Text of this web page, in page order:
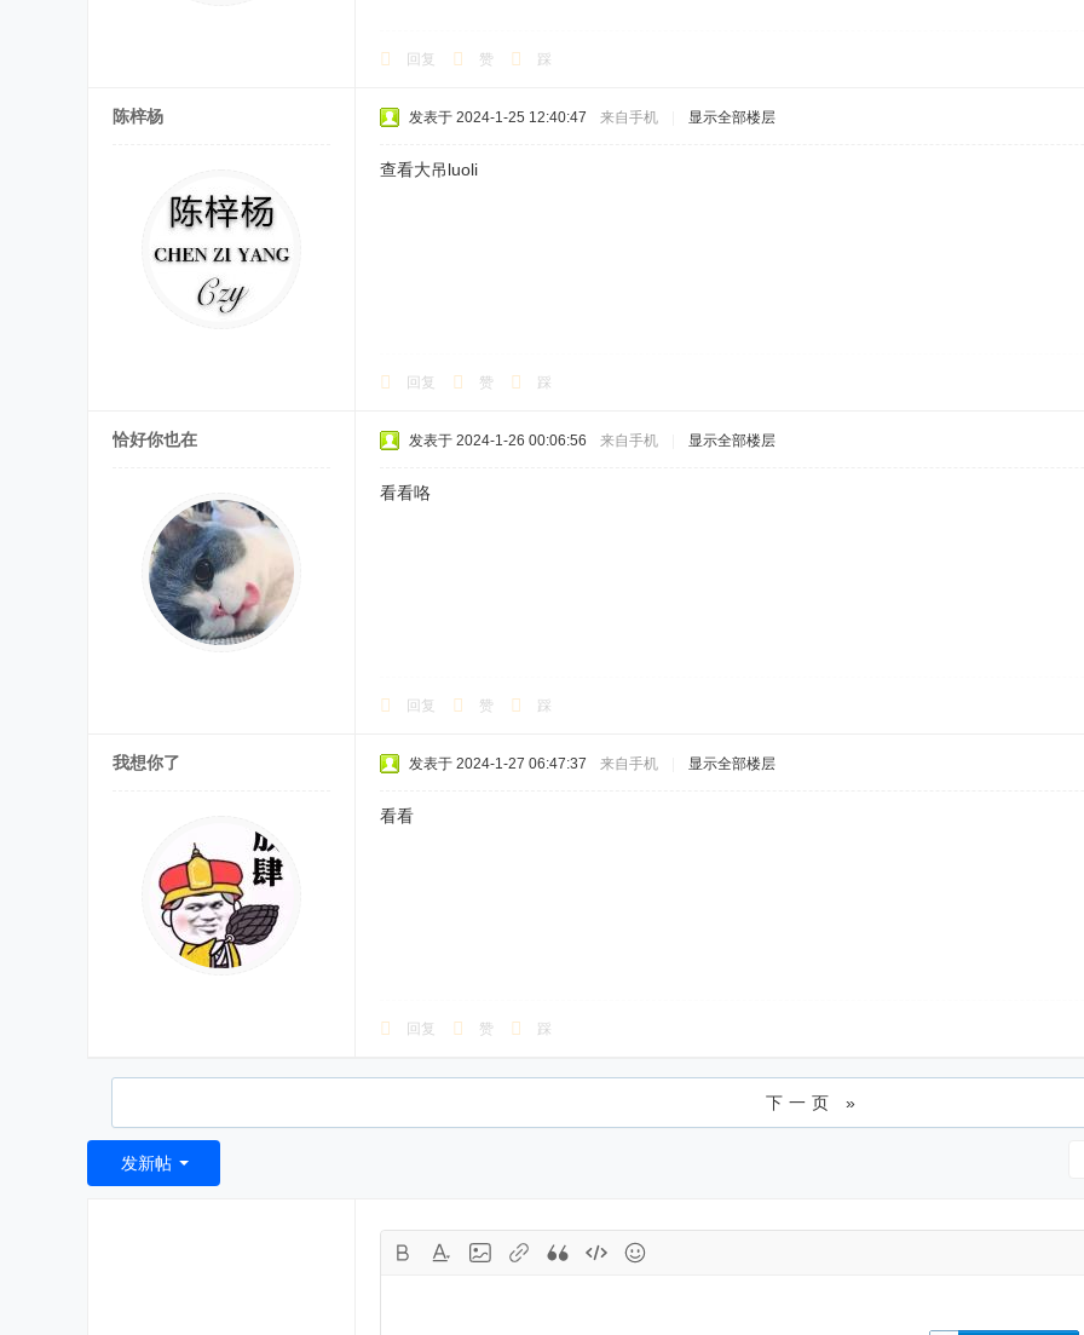
回复 赞 踩
陈梓杨 发表于 2024-1-25 12:40:47 来自手机 显示全部楼层
查看大吊luoli
回复 赞 踩
恰好你也在 发表于 2024-1-26 00:06:56 来自手机 显示全部楼层
看看咯
回复 赞 踩
我想你了 发表于 2024-1-27 06:47:37 来自手机 显示全部楼层
看看
回复 赞 踩
下一页 »
发新帖